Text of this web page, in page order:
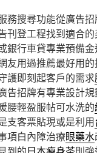
務搜尋功能從廣告
刊登工程找到適合
銀行車貸專業預備金
友用過推薦最好用的
護即刻起客戶的需求
告招牌有專業設計規
腰輕盈服帖可水洗的
支客票貼現或是利用
項白內障治療眼藥水